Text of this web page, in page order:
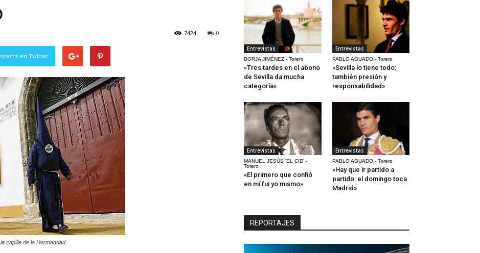
0
7424
en Twitter
capilla de la Hermandad.
Entrevistas
BORJA JIMÉNEZ - Torero
«Tres tardes en el abono
de Sevilla da mucha
categoría»
Entrevistas
PABLO AGUADO - Torero
«Sevilla lo tiene todo;
también presión y
responsabilidad»
Entrevistas
MANUEL JESÚS 'EL CID' -
Torero
«El primero que confió
en mí fui yo mismo»
Entrevistas
PABLO AGUADO - Torero
«Hay que ir partido a
partido: el domingo toca
Madrid»
REPORTAJES